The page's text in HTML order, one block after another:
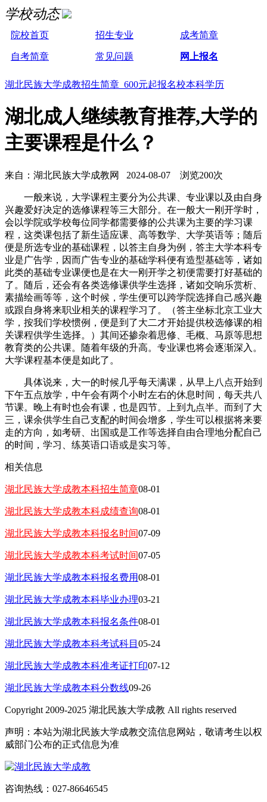
学校动态
院校首页 招生专业 成考简章
自考简章 常见问题 网上报名
湖北民族大学成教招生简章 600元起报名校本科学历
湖北成人继续教育推荐,大学的
主要课程是什么？
来自：湖北民族大学成教网 2024-08-07 浏览200次
一般来说，大学课程主要分为公共课、专业课以及由自身
兴趣爱好决定的选修课程等三大部分。在一般大一刚开学时，
会以学院或学校每位同学都需要修的公共课为主要的学习课
程，这类课包括了新生适应课、高等数学、大学英语等；随后
便是所选专业的基础课程，以答主自身为例，答主大学本科专
业是广告学，因而广告专业的基础学科便有造型基础等，诸如
此类的基础专业课便也是在大一刚开学之初便需要打好基础的
了。随后，还会有各类选修课供学生选择，诸如交响乐赏析、
素描绘画等等，这个时候，学生便可以跨学院选择自己感兴趣
或跟自身将来职业相关的课程学习了。（答主坐标北京工业大
学，按我们学校惯例，便是到了大二才开始提供校选修课的相
关课程供学生选择。）其间还掺杂着思修、毛概、马原等思想
教育类的公共课。随着年级的升高。专业课也将会逐渐深入。
大学课程基本便是如此了。
具体说来，大一的时候几乎每天满课，从早上八点开始到
下午五点放学，中午会有两个小时左右的休息时间，每天共八
节课。晚上有时也会有课，也是四节。上到九点半。而到了大
三，课余供学生自己支配的时间会增多，学生可以根据将来要
走的方向，如考研、出国或是工作等选择自由合理地分配自己
的时间，学习、练英语口语或是实习等。
相关信息
湖北民族大学成教本科招生简章08-01
湖北民族大学成教本科成绩查询08-01
湖北民族大学成教本科报名时间07-09
湖北民族大学成教本科考试时间07-05
湖北民族大学成教本科报名费用08-01
湖北民族大学成教本科毕业办理03-21
湖北民族大学成教本科报名条件08-01
湖北民族大学成教本科考试科目 05-24
湖北民族大学成教本科准考证打印07-12
湖北民族大学成教本科分数线09-26
Copyright 2009-2025 湖北民族大学成教 All rights reserved
声明：本站为湖北民族大学成教交流信息网站，敬请考生以权
威部门公布的正式信息为准
咨询热线：027-86646545